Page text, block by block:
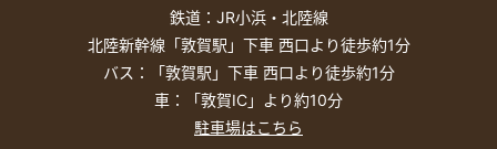
鉄道：JR小浜・北陸線
北陸新幹線「敦賀駅」下車 西口より徒歩約1分
バス：「敦賀駅」下車 西口より徒歩約1分
車：「敦賀IC」より約10分
駐車場はこちら